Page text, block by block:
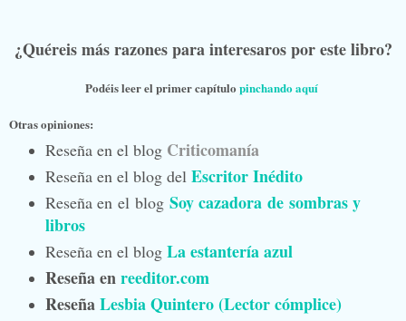
¿Quéreis más razones para interesaros por este libro?
Podéis leer el primer capítulo pinchando aquí
Otras opiniones:
Reseña en el blog Criticomanía
Reseña en el blog del Escritor Inédito
Reseña en el blog Soy cazadora de sombras y
libros
Reseña en el blog La estantería azul
Reseña enreeditor.com
ReseñaLesbia Quintero (Lector cómplice)